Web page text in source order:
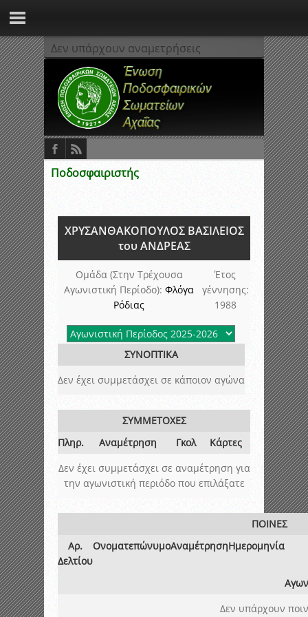
Δεν υπάρχουν αναμετρήσεις
Ποδοσφαιριστής
ΧΡΥΣΑΝΘΑΚΟΠΟΥΛΟΣ ΒΑΣΙΛΕΙΟΣ
του ΑΝΔΡΕΑΣ
Ομάδα (Στην Τρέχουσα
Αγωνιστική Περίοδο): Φλόγα
Ρόδιας
Έτος
γέννησης:
1988
ΣΥΝΟΠΤΙΚΑ
Δεν έχει συμμετάσχει σε κάποιον αγώνα
ΣΥΜΜΕΤΟΧΕΣ
Πληρ.
Αναμέτρηση Γκολ
Κάρτες
Δεν έχει συμμετάσχει σε αναμέτρηση για
την αγωνιστική περιόδο που επιλάξατε
ΠΟΙΝΕΣ
Αρ.
Δελτίου
ΟνοματεπώνυμοΑναμέτρησηΗμερομηνία
Δεν υπάρχουν